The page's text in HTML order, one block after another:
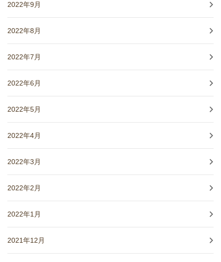
2022年9月
2022年8月
2022年7月
2022年6月
2022年5月
2022年4月
2022年3月
2022年2月
2022年1月
2021年12月